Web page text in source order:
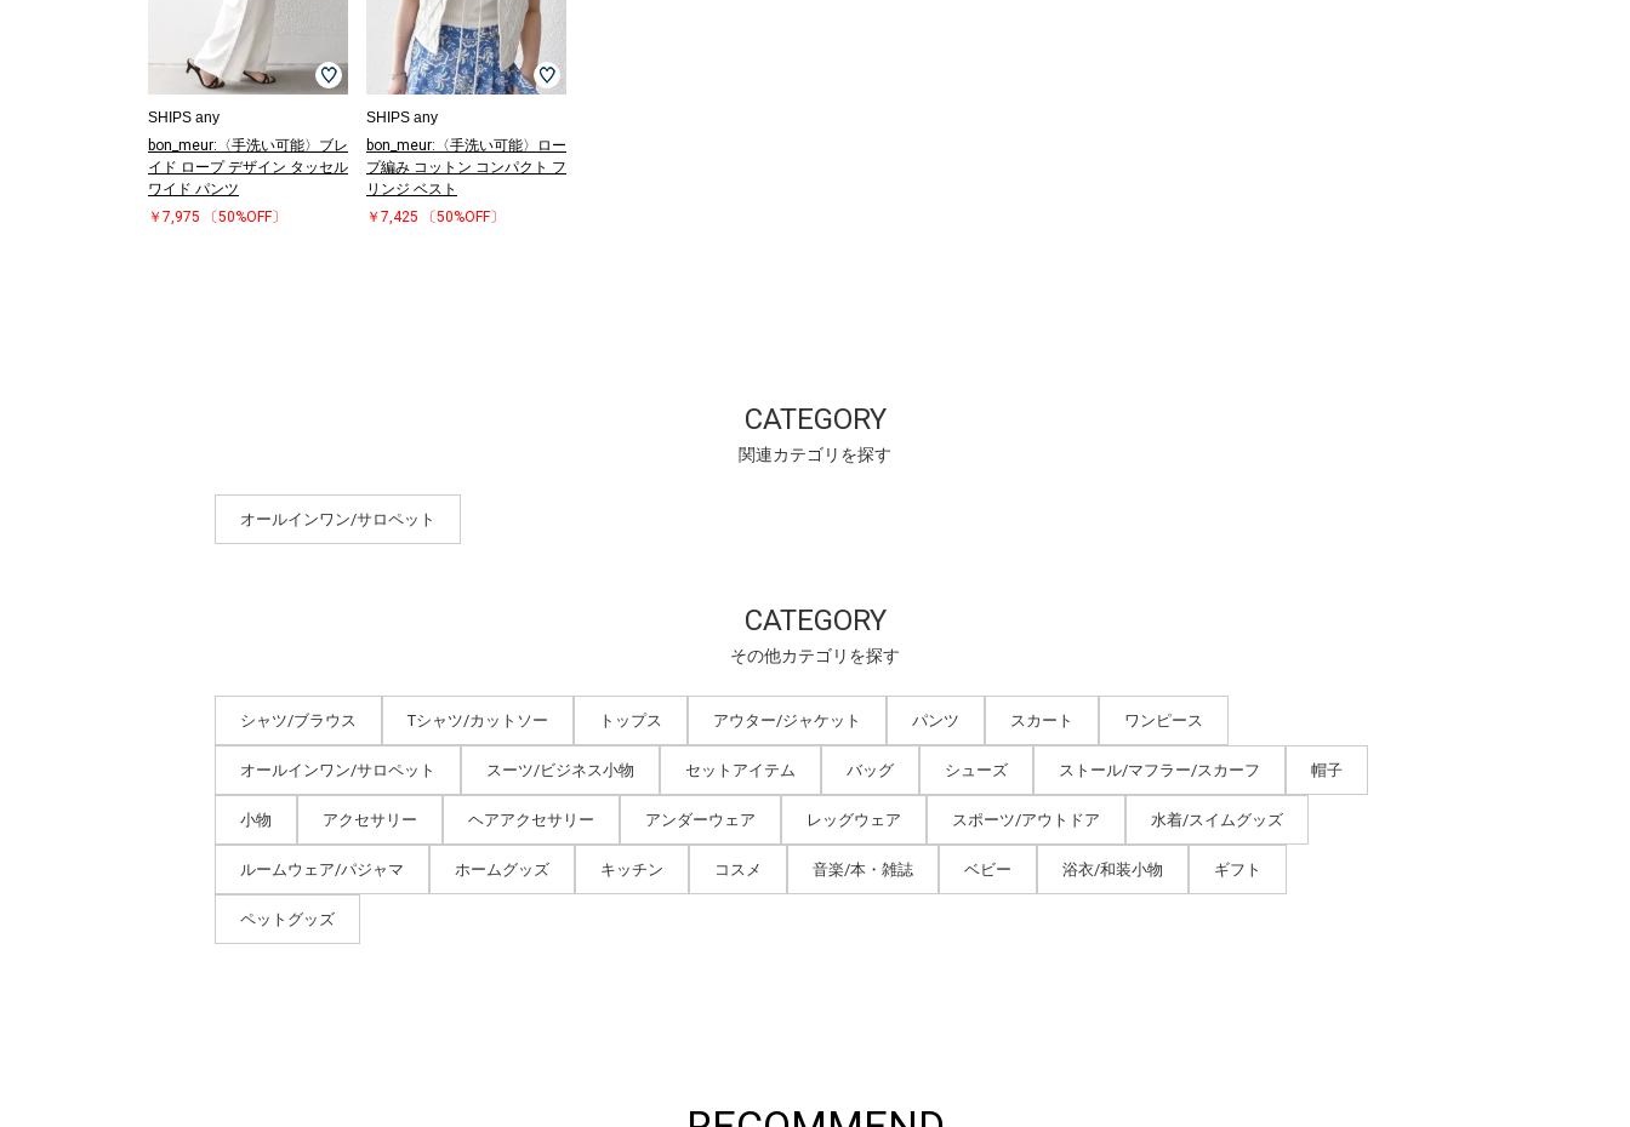
SHIPS any
bon_meur:〈手洗い可能〉ブレ
イド ロープ デザイン タッセル
ワイド パンツ
￥7,975
〔50%OFF〕
SHIPS any
bon_meur:〈手洗い可能〉ロー
プ編み コットン コンパクト フ
リンジ ベスト
￥7,425
〔50%OFF〕
CATEGORY
関連カテゴリを探す
オールインワン/サロペット
CATEGORY
その他カテゴリを探す
シャツ/ブラウス Tシャツ/カットソー トップス アウター/ジャケット パンツ スカート ワンピース
オールインワン/サロペット スーツ/ビジネス小物 セットアイテム バッグ シューズ ストール/マフラー/スカーフ 帽子
小物 アクセサリー ヘアアクセサリー アンダーウェア レッグウェア スポーツ/アウトドア 水着/スイムグッズ
ルームウェア/パジャマ ホームグッズ キッチン コスメ 音楽/本・雑誌 ベビー 浴衣/和装小物 ギフト
ペットグッズ